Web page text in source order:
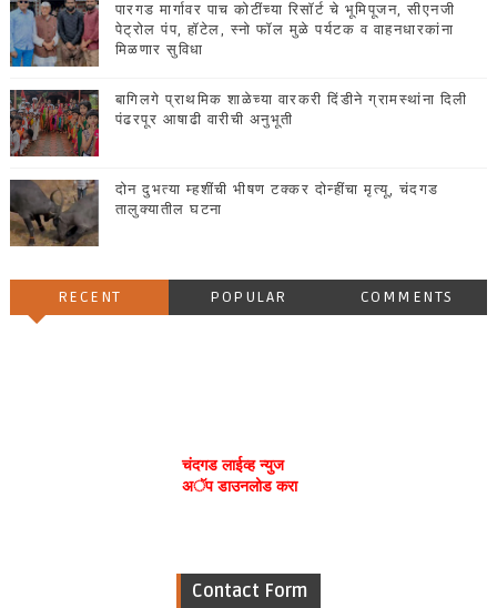
पारगड मार्गावर पाच कोटींच्या रिसॉर्ट चे भूमिपूजन, सीएनजी
पेट्रोल पंप, हॉटेल, स्नो फॉल मुळे पर्यटक व वाहनधारकांना
मिळणार सुविधा
बागिलगे प्राथमिक शाळेच्या वारकरी दिंडीने ग्रामस्थांना दिली
पंढरपूर आषाढी वारीची अनुभूती
दोन दुभत्या म्हशींची भीषण टक्कर दोन्हींचा मृत्यू, चंदगड
तालुक्यातील घटना
RECENT POPULAR COMMENTS
चंदगड लाईव्ह न्युज
अॅप डाउनलोड करा
Contact Form